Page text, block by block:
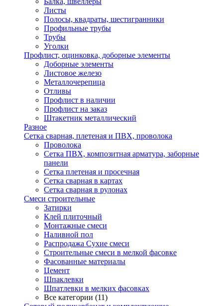
Листы
Полосы, квадраты, шестигранники
Профильные трубы
Трубы
Уголки
Профлист, оцинковка, доборные элементы
Доборные элементы
Листовое железо
Металлочерепица
Отливы
Профлист в наличии
Профлист на заказ
Штакетник металлический
Разное
Сетка сварная, плетеная и ПВХ, проволока
Проволока
Сетка ПВХ, композитная арматура, заборные
панели
Сетка плетеная и просечная
Сетка сварная в картах
Сетка сварная в рулонах
Смеси строительные
Затирки
Клей плиточный
Монтажные смеси
Наливной пол
Распродажа Сухие смеси
Строительные смеси в мелкой фасовке
Фасованные материалы
Цемент
Шпаклевки
Шпатлевки в мелких фасовках
Все категории (11)